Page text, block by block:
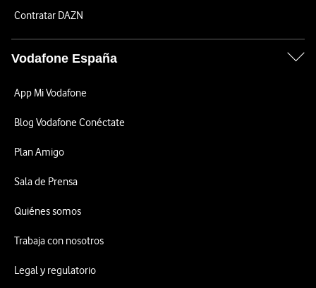
Contratar DAZN
Vodafone España
App Mi Vodafone
Blog Vodafone Conéctate
Plan Amigo
Sala de Prensa
Quiénes somos
Trabaja con nosotros
Legal y regulatorio